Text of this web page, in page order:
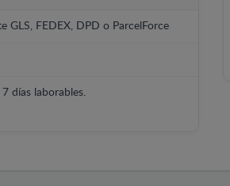
GLS, FEDEX, DPD o ParcelForce
días laborables.